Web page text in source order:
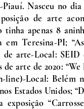
Nasceu no
de arte
apenas 8
em Teresina-PI;
de arte-Local:
de arte de 2020:
line)-Local: Belém
Estados Unidos;